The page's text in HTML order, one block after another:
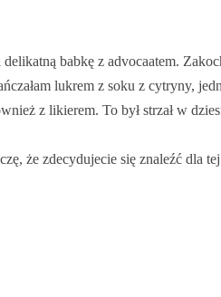
babkę z advocaatem.
lukrem z soku z cytryny,
z likierem. To był strzał w
że zdecydujecie się znaleźć dla